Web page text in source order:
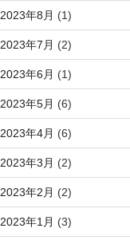
2023年8月 (1)
2023年7月 (2)
2023年6月 (1)
2023年5月 (6)
2023年4月 (6)
2023年3月 (2)
2023年2月 (2)
2023年1月 (3)